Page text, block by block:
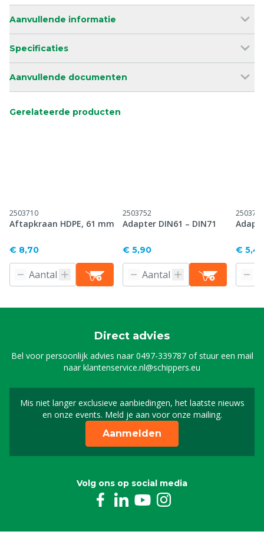
Aanvullende informatie
Specificaties
Aanvullende documenten
Gerelateerde producten
2503710
Aftapkraan HDPE, 61 mm
€ 8,70
2503752
Adapter DIN61 – DIN71
€ 5,90
2503755
€ 5,45
Direct advies
Bel voor persoonlijk advies naar0497-339787of stuur een mail
naarklantenservice.nl@schippers.eu
Mis niet langer exclusieve aanbiedingen, het laatste nieuws
en onze events. Meld je aan voor onze mailing.
Schrijf je in voor onze
Aanmelden
Volg ons op social media